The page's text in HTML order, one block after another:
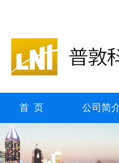
首 页 公司简